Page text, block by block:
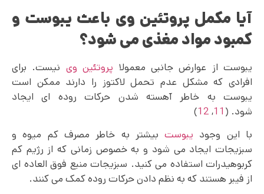
آیا مکمل پروتئین وی باعث یبوست و
کمبود مواد مغذی می‌ شود؟
یبوست از عوارض جانبی معمولا پروتئین وی نیست. برای
افرادی که مشکل عدم تحمل لاکتوز را دارند ممکن است
یبوست به خاطر آهسته شدن حرکات روده ای ایجاد
شود. ( 11
,
12
)
با این وجود یبوستبیشتر به خاطر مصرف کم میوه و
سبزیجات ایجاد می شود و به خصوص زمانی که از رژیم کم
کربوهیدرات استفاده می کنید. سبزیجات منبع فوق‌ العاده‌ ای
از فیبر هستند که به نظم دادن حرکات روده کمک می کنند.